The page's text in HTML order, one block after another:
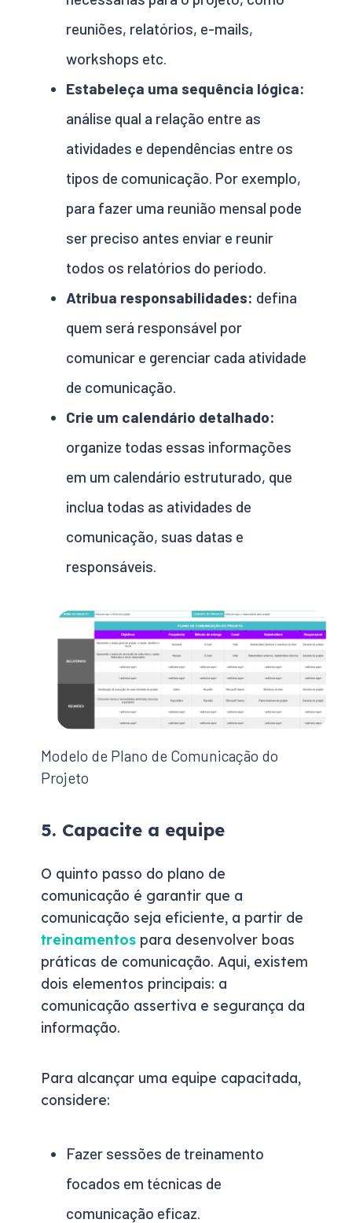
reuniões, relatórios, e-mails,
workshops etc.
Estabeleça uma sequência lógica:
análise qual a relação entre as
atividades e dependências entre os
tipos de comunicação. Por exemplo,
para fazer uma reunião mensal pode
ser preciso antes enviar e reunir
todos os relatórios do período.
Atribua responsabilidades: defina
quem será responsável por
comunicar e gerenciar cada atividade
de comunicação.
Crie um calendário detalhado:
organize todas essas informações
em um calendário estruturado, que
inclua todas as atividades de
comunicação, suas datas e
responsáveis.
Modelo de Plano de Comunicação do
Projeto
5. Capacite a equipe
O quinto passo do plano de
comunicação é garantir que a
comunicação seja eficiente, a partir de
treinamentos para desenvolver boas
práticas de comunicação. Aqui, existem
dois elementos principais: a
comunicação assertiva e segurança da
informação.
Para alcançar uma equipe capacitada,
considere:
Fazer sessões de treinamento
focados em técnicas de
comunicação eficaz.